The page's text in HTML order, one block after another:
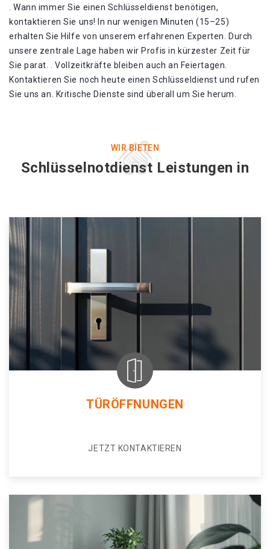
. Wann immer Sie einen Schlüsseldienst benötigen,
kontaktieren Sie uns! In nur wenigen Minuten (15–25)
erhalten Sie Hilfe von unserem erfahrenen Experten. Durch
unsere zentrale Lage haben wir Profis in kürzester Zeit für
Sie parat. . Vollzeitkräfte bleiben auch an Feiertagen.
Kontaktieren Sie noch heute einen Schlüsseldienst und rufen
Sie uns an. Kritische Dienste sind überall um Sie herum.
WIR BIETEN
Schlüsselnotdienst Leistungen in
TÜRÖFFNUNGEN
JETZT KONTAKTIEREN